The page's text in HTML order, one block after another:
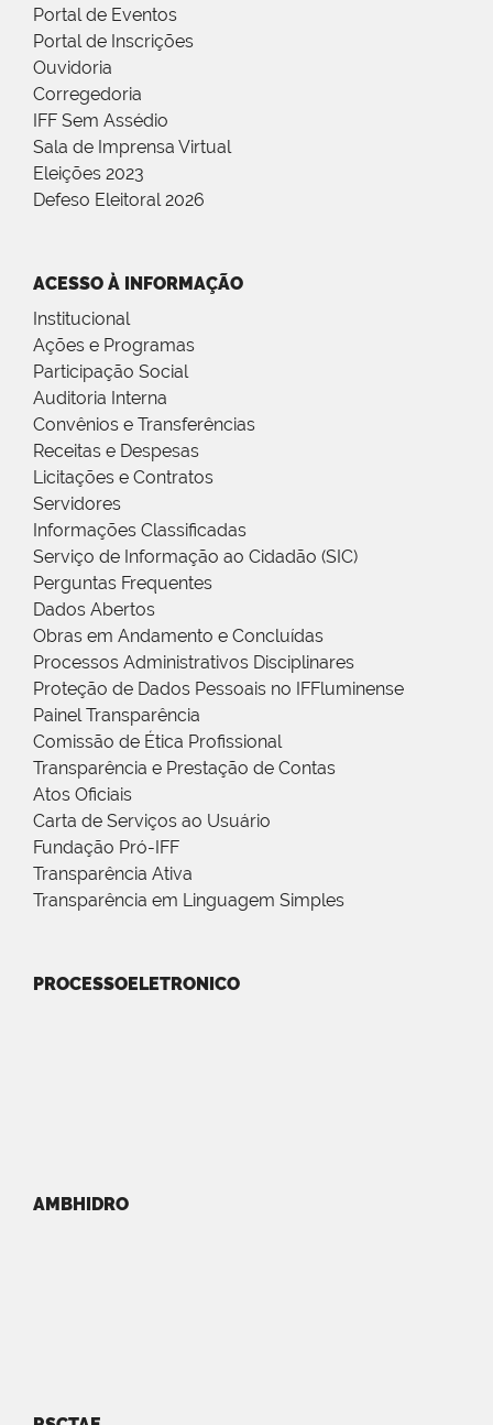
Portal de Eventos
Portal de Inscrições
Ouvidoria
Corregedoria
IFF Sem Assédio
Sala de Imprensa Virtual
Eleições 2023
Defeso Eleitoral 2026
ACESSO À INFORMAÇÃO
Institucional
Ações e Programas
Participação Social
Auditoria Interna
Convênios e Transferências
Receitas e Despesas
Licitações e Contratos
Servidores
Informações Classificadas
Serviço de Informação ao Cidadão (SIC)
Perguntas Frequentes
Dados Abertos
Obras em Andamento e Concluídas
Processos Administrativos Disciplinares
Proteção de Dados Pessoais no IFFluminense
Painel Transparência
Comissão de Ética Profissional
Transparência e Prestação de Contas
Atos Oficiais
Carta de Serviços ao Usuário
Fundação Pró-IFF
Transparência Ativa
Transparência em Linguagem Simples
PROCESSOELETRONICO
AMBHIDRO